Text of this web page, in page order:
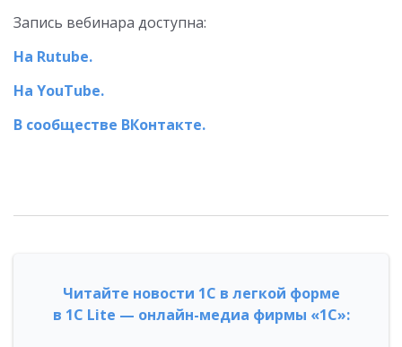
Запись вебинара доступна:
На Rutube.
На YouTube.
В сообществе ВКонтакте.
Читайте новости 1С в легкой форме
в 1С Lite — онлайн-медиа фирмы «1С»: